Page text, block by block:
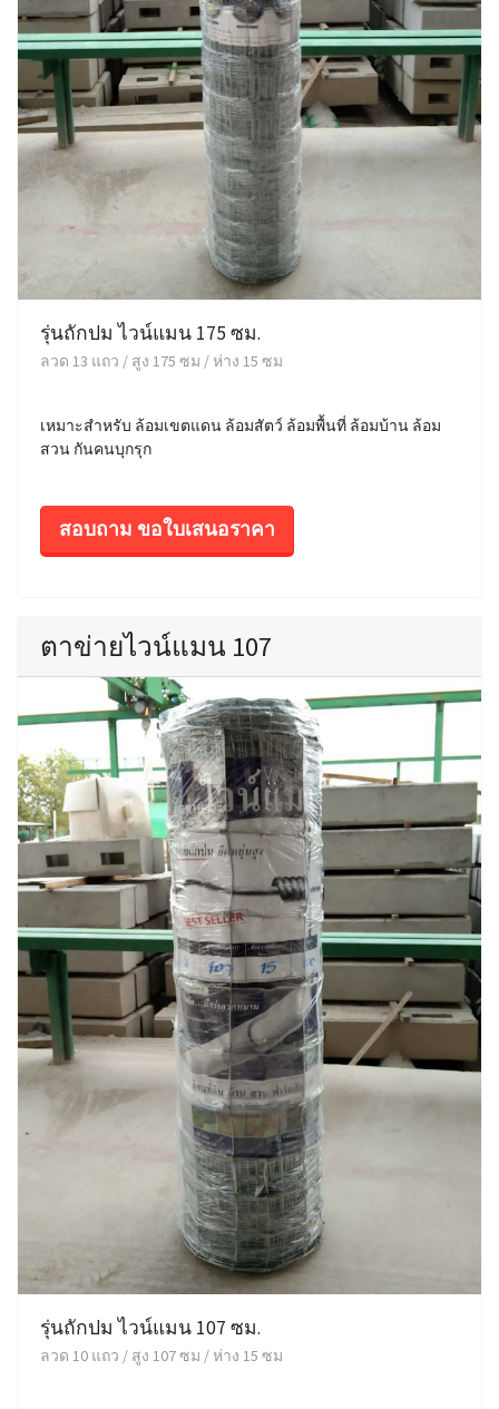
รุ่นถักปม ไวน์แมน 175 ซม.
ลวด 13 แถว / สูง 175 ซม / ห่าง 15 ซม
เหมาะสำหรับ ล้อมเขตแดน ล้อมสัตว์ ล้อมพื้นที่ ล้อมบ้าน ล้อม
สวน กันคนบุกรุก
สอบถาม ขอใบเสนอราคา
ตาข่ายไวน์แมน 107
รุ่นถักปม ไวน์แมน 107 ซม.
ลวด 10 แถว / สูง 107 ซม / ห่าง 15 ซม